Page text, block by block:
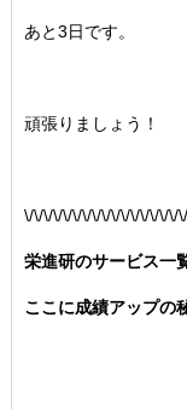
あと3日です。
頑張りましょう！
\/\/\/\/\/\/\/\/\/\/\/\/\/\/\/\/
栄進研のサービス一
ここに成績アップの